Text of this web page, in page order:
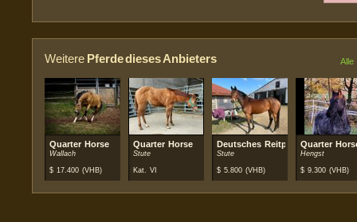
Weitere Pferde dieses Anbieters Alle
Quarter Horse
Wallach
$ 17.400 (VHB)
Quarter Horse
Stute
Kat. VI
Deutsches Reitpferd
Stute
$ 5.800 (VHB)
Quarter
Hengst
$ 9.300 (VHB)